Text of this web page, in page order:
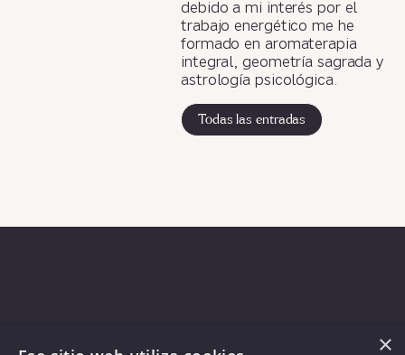
debido a mi interés por el
trabajo energético me he
formado en aromaterapia
integral, geometría sagrada y
astrología psicológica.
Todas las entradas
×